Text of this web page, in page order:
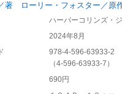
著 ローリー・フォスター／原
ハーパーコリンズ・
2024年8月
978-4-596-63933-2
（4-596-63933-7 ）
690円